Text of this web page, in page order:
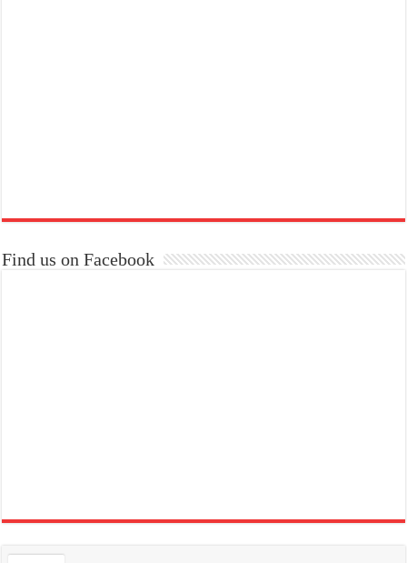
Find us on Facebook